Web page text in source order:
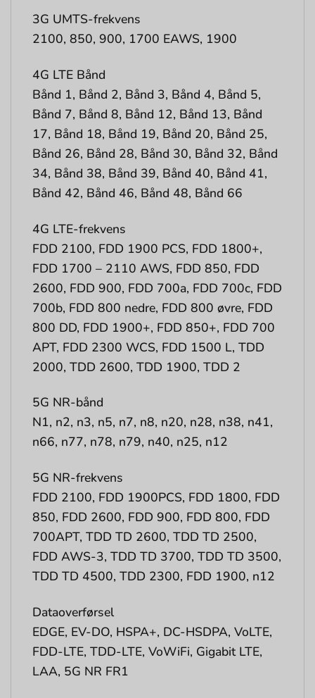
3G UMTS-frekvens
2100, 850, 900, 1700 EAWS, 1900
4G LTE Bånd
Bånd 1, Bånd 2, Bånd 3, Bånd 4, Bånd 5,
Bånd 7, Bånd 8, Bånd 12, Bånd 13, Bånd
17, Bånd 18, Bånd 19, Bånd 20, Bånd 25,
Bånd 26, Bånd 28, Bånd 30, Bånd 32, Bånd
34, Bånd 38, Bånd 39, Bånd 40, Bånd 41,
Bånd 42, Bånd 46, Bånd 48, Bånd 66
4G LTE-frekvens
FDD 2100, FDD 1900 PCS, FDD 1800+,
FDD 1700 – 2110 AWS, FDD 850, FDD
2600, FDD 900, FDD 700a, FDD 700c, FDD
700b, FDD 800 nedre, FDD 800 øvre, FDD
800 DD, FDD 1900+, FDD 850+, FDD 700
APT, FDD 2300 WCS, FDD 1500 L, TDD
2000, TDD 2600, TDD 1900, TDD 2
5G NR-bånd
N1, n2, n3, n5, n7, n8, n20, n28, n38, n41,
n66, n77, n78, n79, n40, n25, n12
5G NR-frekvens
FDD 2100, FDD 1900PCS, FDD 1800, FDD
850, FDD 2600, FDD 900, FDD 800, FDD
700APT, TDD TD 2600, TDD TD 2500,
FDD AWS-3, TDD TD 3700, TDD TD 3500,
TDD TD 4500, TDD 2300, FDD 1900, n12
Dataoverførsel
EDGE, EV-DO, HSPA+, DC-HSDPA, VoLTE,
FDD-LTE, TDD-LTE, VoWiFi, Gigabit LTE,
LAA, 5G NR FR1